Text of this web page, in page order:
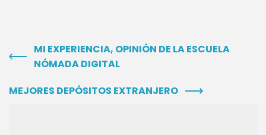
MI EXPERIENCIA, OPINIÓN DE LA ESCUELA
NÓMADA DIGITAL
MEJORES DEPÓSITOS EXTRANJERO